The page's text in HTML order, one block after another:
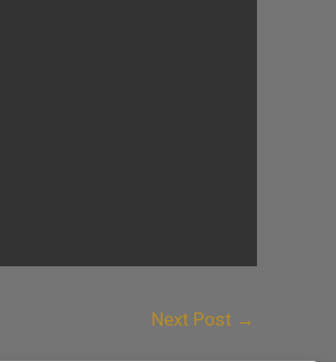
Next Post →